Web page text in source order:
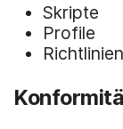
Skripte
Profile
Richtlinien